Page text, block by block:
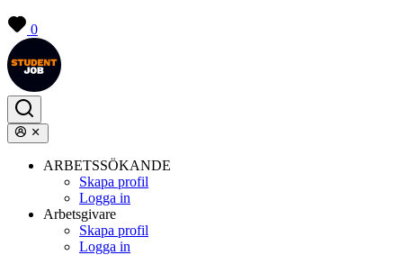
0
ARBETSSÖKANDE
Skapa profil
Logga in
Arbetsgivare
Skapa profil
Logga in